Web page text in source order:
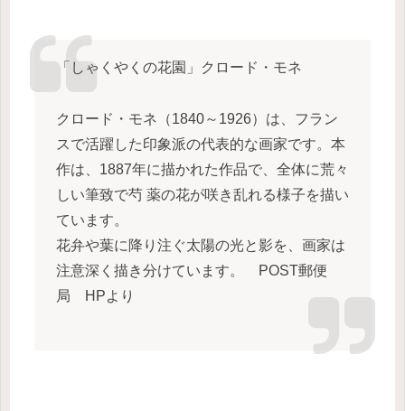
「しゃくやくの花園」クロード・モネ
クロード・モネ（1840～ 1926）は、フラン
スで活躍した印象派の代表的な画家です。本
作は、 1887年に描かれた作品で、全体に荒々
しい筆致で芍 薬の花が咲き乱れる様子を描い
ています。
花弁や葉に降り注ぐ太陽の光と影を、画家は
注意深く描き分けています。 POST郵便
局 HPより